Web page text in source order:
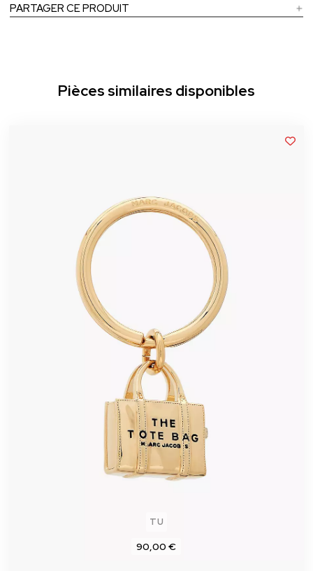
PARTAGER CE PRODUIT
Pièces similaires disponibles
TU
90,00 €